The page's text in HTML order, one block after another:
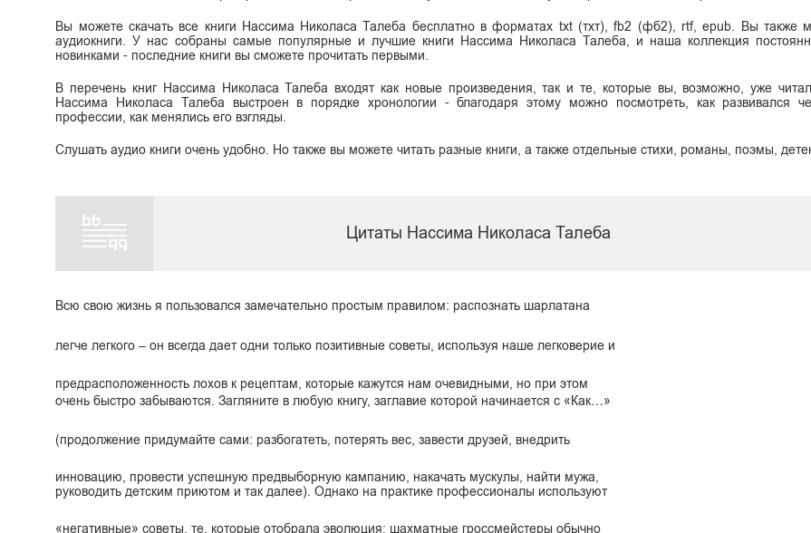
Вы можете скачать все книги Нассима Николаса Талеба бесплатно в форматах txt (тхт), fb2 (фб2), rtf, epub. Вы также
аудиокниги. У нас собраны самые популярные и лучшие книги Нассима Николаса Талеба, и наша коллекция
новинками - последние книги вы сможете прочитать первыми.
В перечень книг Нассима Николаса Талеба входят как новые произведения, так и те, которые вы, возможно, уже
Нассима Николаса Талеба выстроен в порядке хронологии - благодаря этому можно посмотреть, как развивался
профессии, как менялись его взгляды.
Слушать аудио книги очень удобно. Но также вы можете читать разные книги, а также отдельные стихи, романы, поэмы,
Цитаты Нассима Николаса Талеба
Всю свою жизнь я пользовался замечательно простым правилом: распознать шарлатана
легче легкого – он всегда дает одни только позитивные советы, используя наше легковерие и
предрасположенность лохов к рецептам, которые кажутся нам очевидными, но при этом
очень быстро забываются. Загляните в любую книгу, заглавие которой начинается с «Как…»
(продолжение придумайте сами: разбогатеть, потерять вес, завести друзей, внедрить
инновацию, провести успешную предвыборную кампанию, накачать мускулы, найти мужа,
руководить детским приютом и так далее). Однако на практике профессионалы используют
«негативные» советы, те, которые отобрала эволюция: шахматные гроссмейстеры обычно